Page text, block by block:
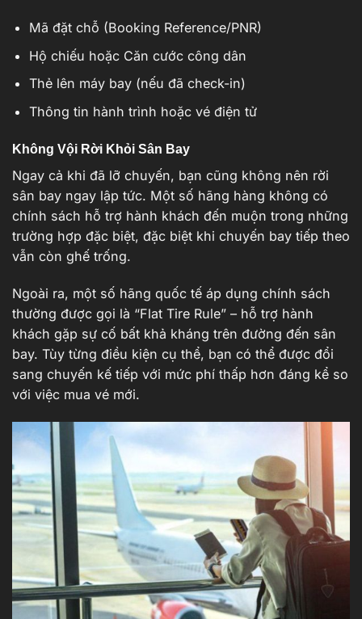
Mã đặt chỗ (Booking Reference/PNR)
Hộ chiếu hoặc Căn cước công dân
Thẻ lên máy bay (nếu đã check-in)
Thông tin hành trình hoặc vé điện tử
Không Vội Rời Khỏi Sân Bay
Ngay cả khi đã lỡ chuyến, bạn cũng không nên rời
sân bay ngay lập tức. Một số hãng hàng không có
chính sách hỗ trợ hành khách đến muộn trong những
trường hợp đặc biệt, đặc biệt khi chuyến bay tiếp theo
vẫn còn ghế trống.
Ngoài ra, một số hãng quốc tế áp dụng chính sách
thường được gọi là “Flat Tire Rule” – hỗ trợ hành
khách gặp sự cố bất khả kháng trên đường đến sân
bay. Tùy từng điều kiện cụ thể, bạn có thể được đổi
sang chuyến kế tiếp với mức phí thấp hơn đáng kể so
với việc mua vé mới.